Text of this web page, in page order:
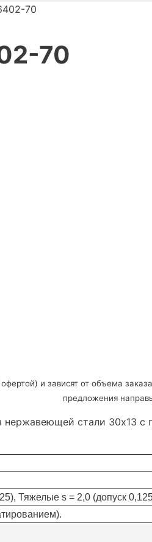
70
70
и зависят от объема
предложения
нержавеющей стали 30х13 с
Тяжелые s = 2,0 (допуск